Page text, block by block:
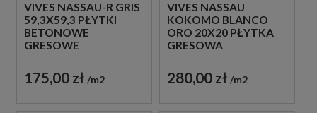
VIVES NASSAU-R GRIS
59,3X59,3 PŁYTKI
BETONOWE
GRESOWE
175,00 zł m2
VIVES NASSAU
KOKOMO BLANCO
ORO 20X20 PŁYTKA
GRESOWA
280,00 zł m2